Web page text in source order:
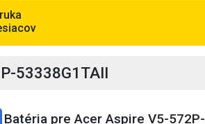
53338G1TAII
Batéria pre Acer Aspire V5-572P-